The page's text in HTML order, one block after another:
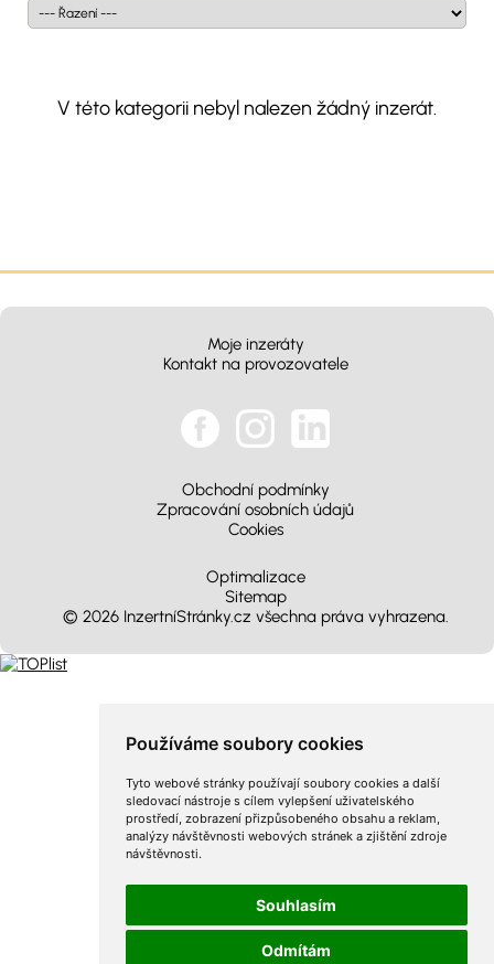
Používáme soubory cookies
Tyto webové stránky používají soubory cookies a další
sledovací nástroje s cílem vylepšení uživatelského
prostředí, zobrazení přizpůsobeného obsahu a reklam,
analýzy návštěvnosti webových stránek a zjištění zdroje
návštěvnosti.
Souhlasím
Odmítám
V této kategorii nebyl nalezen žádný inzerát.
Moje inzeráty
Kontakt na provozovatele
Obchodní podmínky
Zpracování osobních údajů
Cookies
Optimalizace
Sitemap
© 2026 InzertníStránky.cz všechna práva vyhrazena.